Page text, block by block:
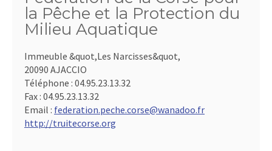
la Pêche et la Protection du
Milieu Aquatique
Immeuble &quot,Les Narcisses&quot,
20090 AJACCIO
Téléphone : 04.95.23.13.32
Fax : 04.95.23.13.32
Email : federation.peche.corse@wanadoo.fr
http://truitecorse.org